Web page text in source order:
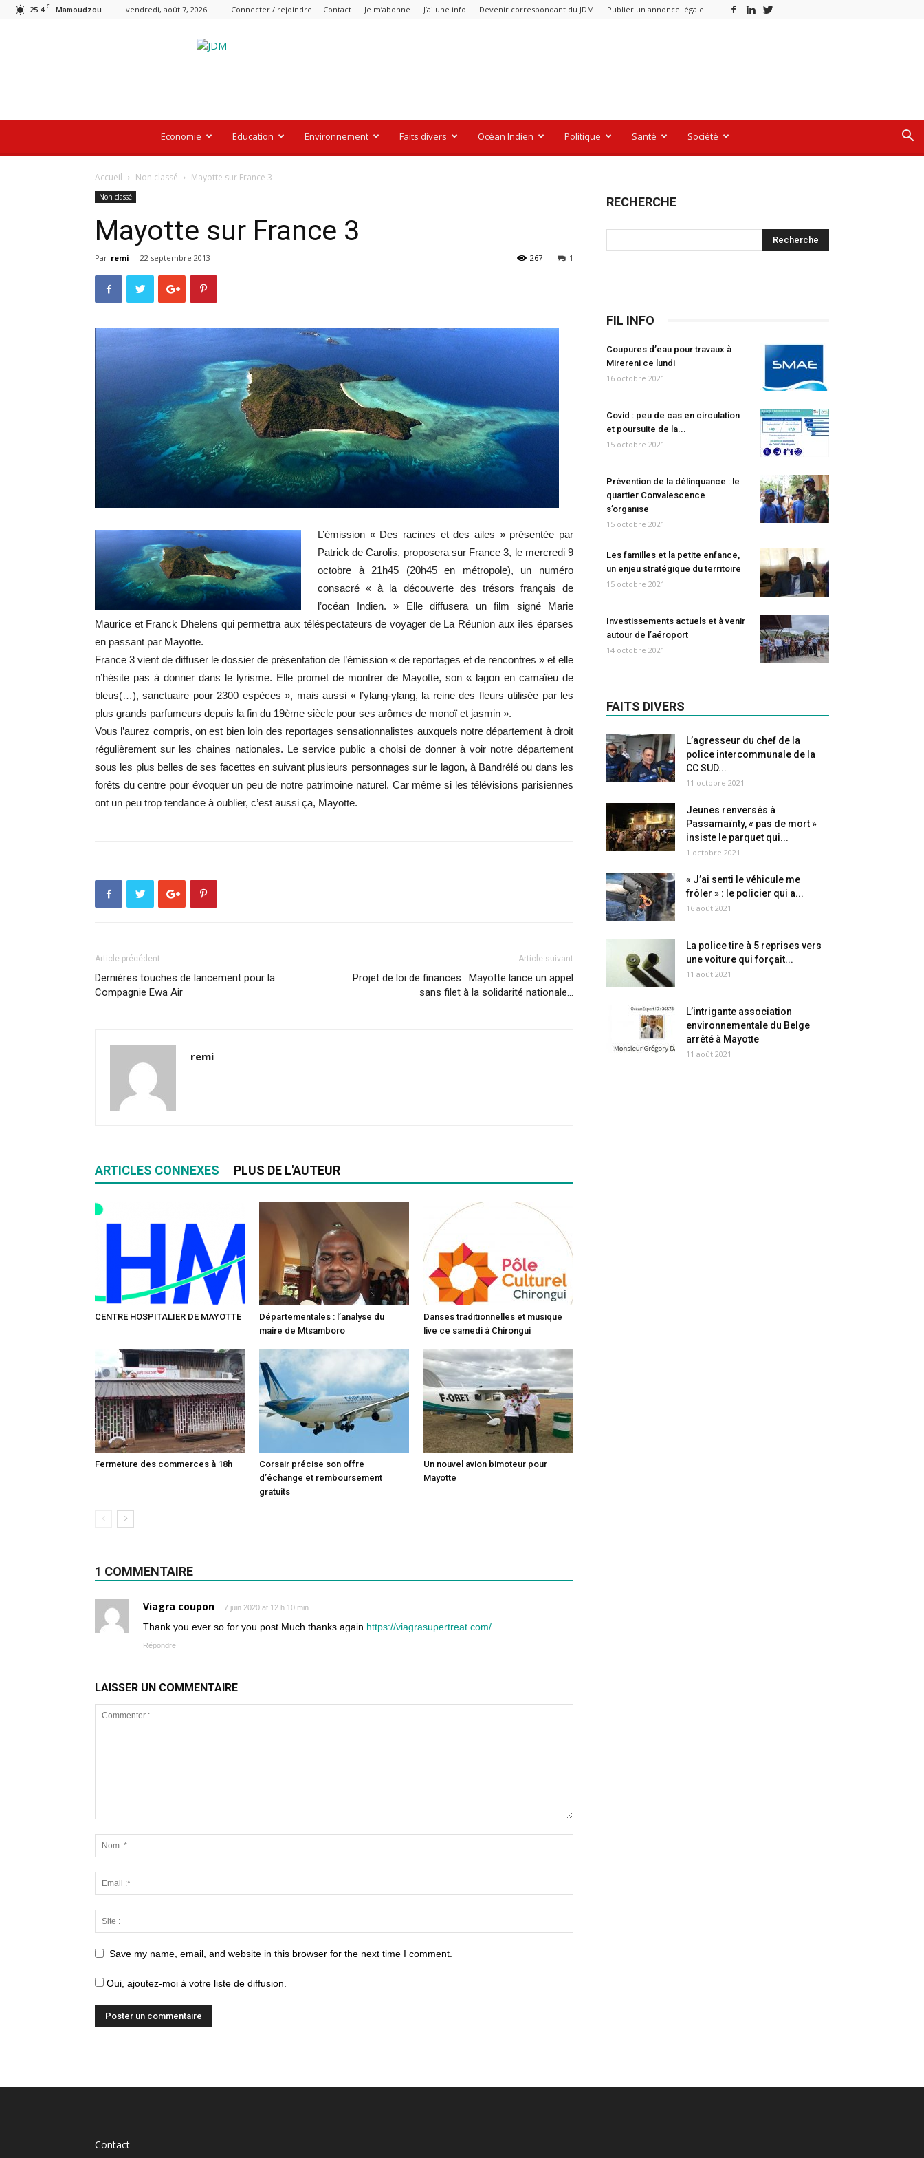
25.4 C Mamoudzou vendredi, août 7, 2026 Connecter / rejoindre Contact Je m’abonne J’ai une info Devenir correspondant du JDM Publier un annonce légale
Economie Education Environnement Faits divers Océan Indien Politique Santé Société
Accueil Non classé Mayotte sur France 3
Non classé
Mayotte sur France 3
Par remi - 22 septembre 2013 1
267
L’émission « Des racines et des ailes » présentée par
Patrick de Carolis, proposera sur France 3, le mercredi 9
octobre à 21h45 (20h45 en métropole), un numéro
consacré « à la découverte des trésors français de
l’océan Indien. » Elle diffusera un film signé Marie
Maurice et Franck Dhelens qui permettra aux téléspectateurs de voyager de La Réunion aux îles éparses
en passant par Mayotte.
France 3 vient de diffuser le dossier de présentation de l’émission « de reportages et de rencontres » et elle
n’hésite pas à donner dans le lyrisme. Elle promet de montrer de Mayotte, son « lagon en camaïeu de
bleus(…), sanctuaire pour 2300 espèces », mais aussi « l’ylang-ylang, la reine des fleurs utilisée par les
plus grands parfumeurs depuis la fin du 19ème siècle pour ses arômes de monoï et jasmin ».
Vous l’aurez compris, on est bien loin des reportages sensationnalistes auxquels notre département à droit
régulièrement sur les chaines nationales. Le service public a choisi de donner à voir notre département
sous les plus belles de ses facettes en suivant plusieurs personnages sur le lagon, à Bandrélé ou dans les
forêts du centre pour évoquer un peu de notre patrimoine naturel. Car même si les télévisions parisiennes
ont un peu trop tendance à oublier, c’est aussi ça, Mayotte.
Article précédent
Dernières touches de lancement pour la
Compagnie Ewa Air
Article suivant
Projet de loi de finances : Mayotte lance un appel
sans filet à la solidarité nationale…
remi
ARTICLES CONNEXES PLUS DE L'AUTEUR
CENTRE HOSPITALIER DE MAYOTTE
Départementales : l’analyse du
maire de Mtsamboro
Danses traditionnelles et musique
live ce samedi à Chirongui
Fermeture des commerces à 18h
Corsair précise son offre
d’échange et remboursement
gratuits
Un nouvel avion bimoteur pour
Mayotte
1 COMMENTAIRE
Viagra coupon 7 juin 2020 at 12 h 10 min
Thank you ever so for you post.Much thanks again. https://viagrasupertreat.com/
Répondre
LAISSER UN COMMENTAIRE
Save my name, email, and website in this browser for the next time I comment.
Oui, ajoutez-moi à votre liste de diffusion.
RECHERCHE
FIL INFO
Coupures d’eau pour travaux à
Mirereni ce lundi
16 octobre 2021
Covid : peu de cas en circulation
et poursuite de la...
15 octobre 2021
Prévention de la délinquance : le
quartier Convalescence
s’organise
15 octobre 2021
Les familles et la petite enfance,
un enjeu stratégique du territoire
15 octobre 2021
Investissements actuels et à venir
autour de l’aéroport
14 octobre 2021
FAITS DIVERS
L’agresseur du chef de la
police intercommunale de la
CC SUD...
11 octobre 2021
Jeunes renversés à
Passamaïnty, « pas de mort »
insiste le parquet qui...
1 octobre 2021
« J’ai senti le véhicule me
frôler » : le policier qui a...
16 août 2021
La police tire à 5 reprises vers
une voiture qui forçait...
11 août 2021
L’intrigante association
environnementale du Belge
arrêté à Mayotte
11 août 2021
Contact